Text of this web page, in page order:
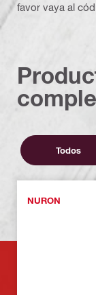
favor vaya al
Todos
NURON